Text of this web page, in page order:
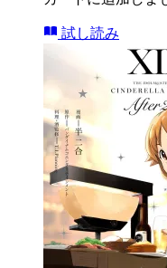
試し読み